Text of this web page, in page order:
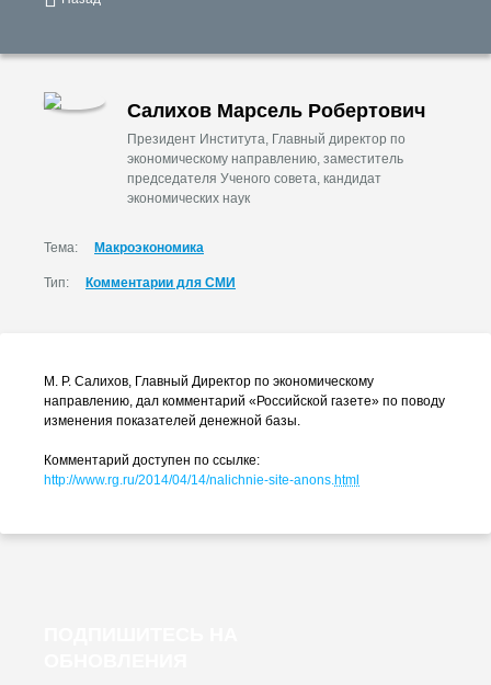
Салихов Марсель Робертович
Президент Института, Главный директор по
экономическому направлению, заместитель
председателя Ученого совета, кандидат
экономических наук
Тема: Макроэкономика
Тип: Комментарии для СМИ
М. Р. Салихов, Главный Директор по экономическому
направлению, дал комментарий «Российской газете» по поводу
изменения показателей денежной базы.
Комментарий доступен по ссылке:
http://www.rg.ru/2014/04/14/nalichnie-site-anons.html